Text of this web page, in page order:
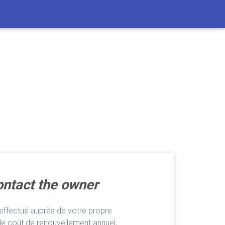
the owner
auprès de votre propre
coût de renouvellement annuel,